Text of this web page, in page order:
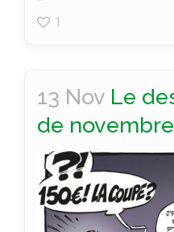
1
13 Nov Le
de